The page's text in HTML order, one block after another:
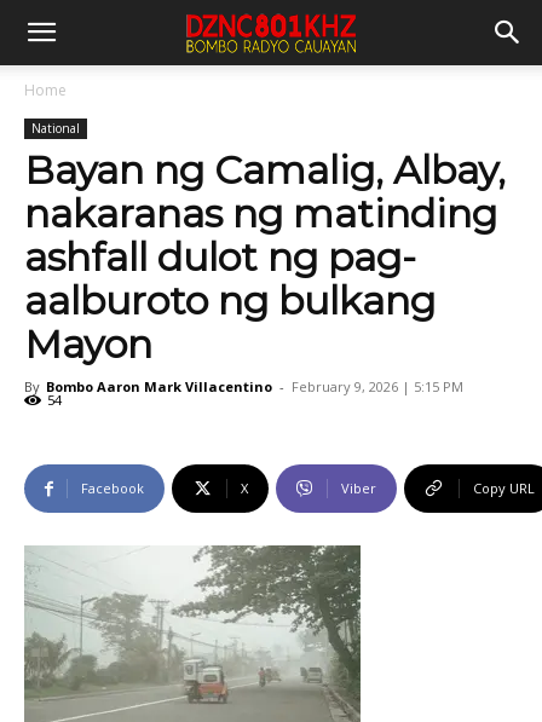
Home
National
Bayan ng Camalig, Albay,
nakaranas ng matinding
ashfall dulot ng pag-
aalburoto ng bulkang
Mayon
By Bombo Aaron Mark Villacentino - February 9, 2026 | 5:15 PM
54
Facebook X Viber Copy URL